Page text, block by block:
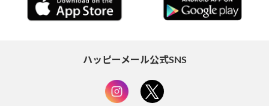
ハッピーメール公式SNS